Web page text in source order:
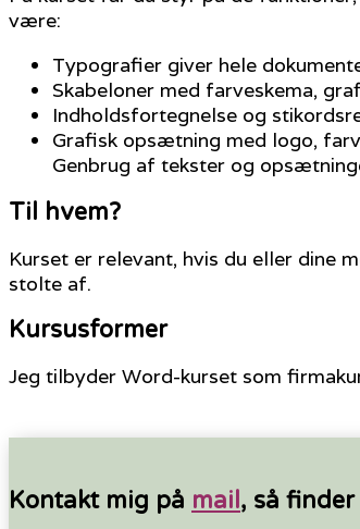
være:
Typografier giver hele
Skabeloner med farveskema,
Indholdsfortegnelse og
Grafisk opsætning med logo,
Genbrug af tekster og
Til hvem?
Kurset er relevant, hvis du eller dine
stolte af.
Kursusformer
Jeg tilbyder Word-kurset som
Kontakt mig på mail, så